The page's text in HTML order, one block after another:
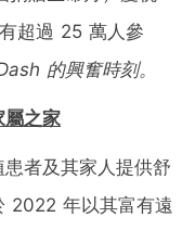
超過 25 萬人參
的興奮時刻。
屬之家
者及其家人提供舒
2022 年以其富有遠